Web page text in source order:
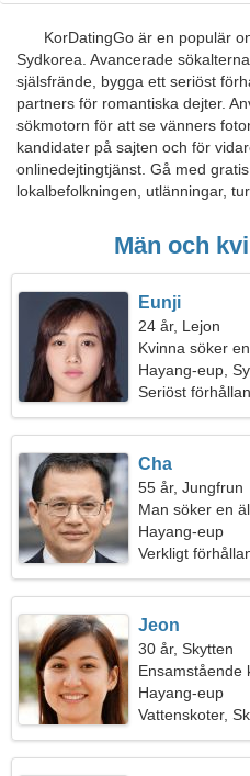
KorDatingGo är en populär
Sydkorea. Avancerade
själsfrände, bygga ett seriöst
partners för romantiska dejter.
sökmotorn för att se vänners
kandidater på sajten och för
onlinedejtingtjänst. Gå med
lokalbefolkningen, utlänningar,
Män och
Eunji
24 år, Lejon
Kvinna söker
Hayang-eup,
Seriöst
Cha
55 år, Jungfrun
Man söker en
Hayang-eup
Verkligt
Jeon
30 år, Skytten
Ensamstående
Hayang-eup
Vattenskoter,